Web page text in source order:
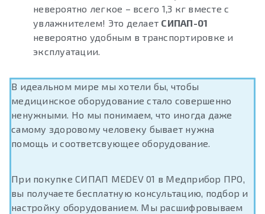
невероятно легкое – всего 1,3 кг вместе с
увлажнителем! Это делает СИПАП-01
невероятно удобным в транспортировке и
эксплуатации.
В идеальном мире мы хотели бы, чтобы
медицинское оборудование стало совершенно
ненужными. Но мы понимаем, что иногда даже
самому здоровому человеку бывает нужна
помощь и соответсвующее оборудование.
При покупке СИПАП MEDEV 01 в Медприбор ПРО,
вы получаете бесплатную консультацию, подбор и
настройку оборудованием. Мы расшифровываем